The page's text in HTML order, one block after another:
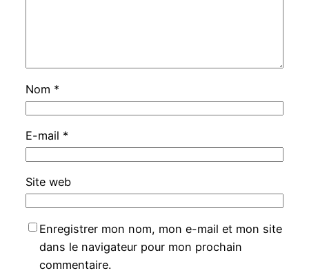
Nom *
E-mail *
Site web
Enregistrer mon nom, mon e-mail et mon site
dans le navigateur pour mon prochain
commentaire.